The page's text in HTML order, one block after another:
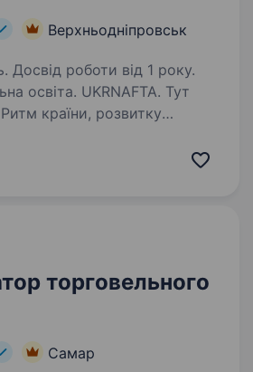
Верхньодніпровськ
Досвід роботи від 1 року.
UKRNAFTA. Тут
країни, розвитку
України. Сьогодні
торговельного
Самар